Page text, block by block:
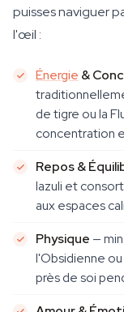
puisses naviguer
l'œil :
Énergie &
de tigre ou la
concentration
Repos &
lazuli et
aux espaces
Physique —
l'Obsidienne
près de soi